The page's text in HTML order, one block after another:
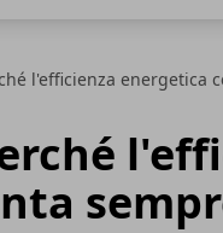
l'efficienza energetica